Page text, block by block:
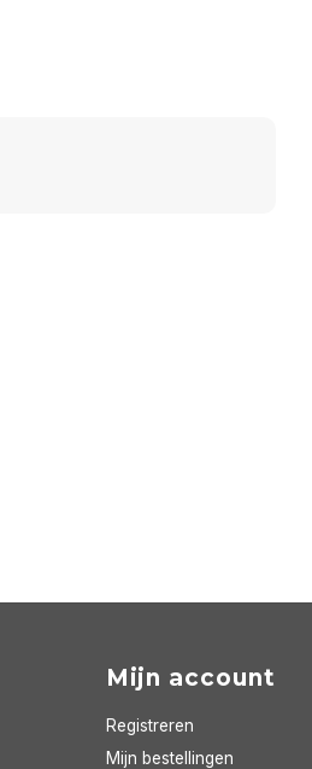
Mijn account
Registreren
Mijn bestellingen